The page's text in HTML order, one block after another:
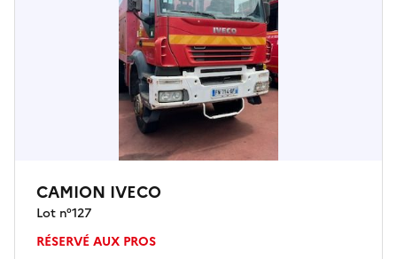
CAMION IVECO
Lot n°127
RÉSERVÉ AUX PROS